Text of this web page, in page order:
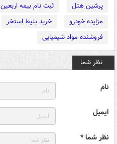
پرشین هتل
ثبت نام بیمه اربعین
مزایده خودرو
خرید بلیط استخر
فروشنده مواد شیمیایی
نظر شما
نام
ایمیل
نظر شما *